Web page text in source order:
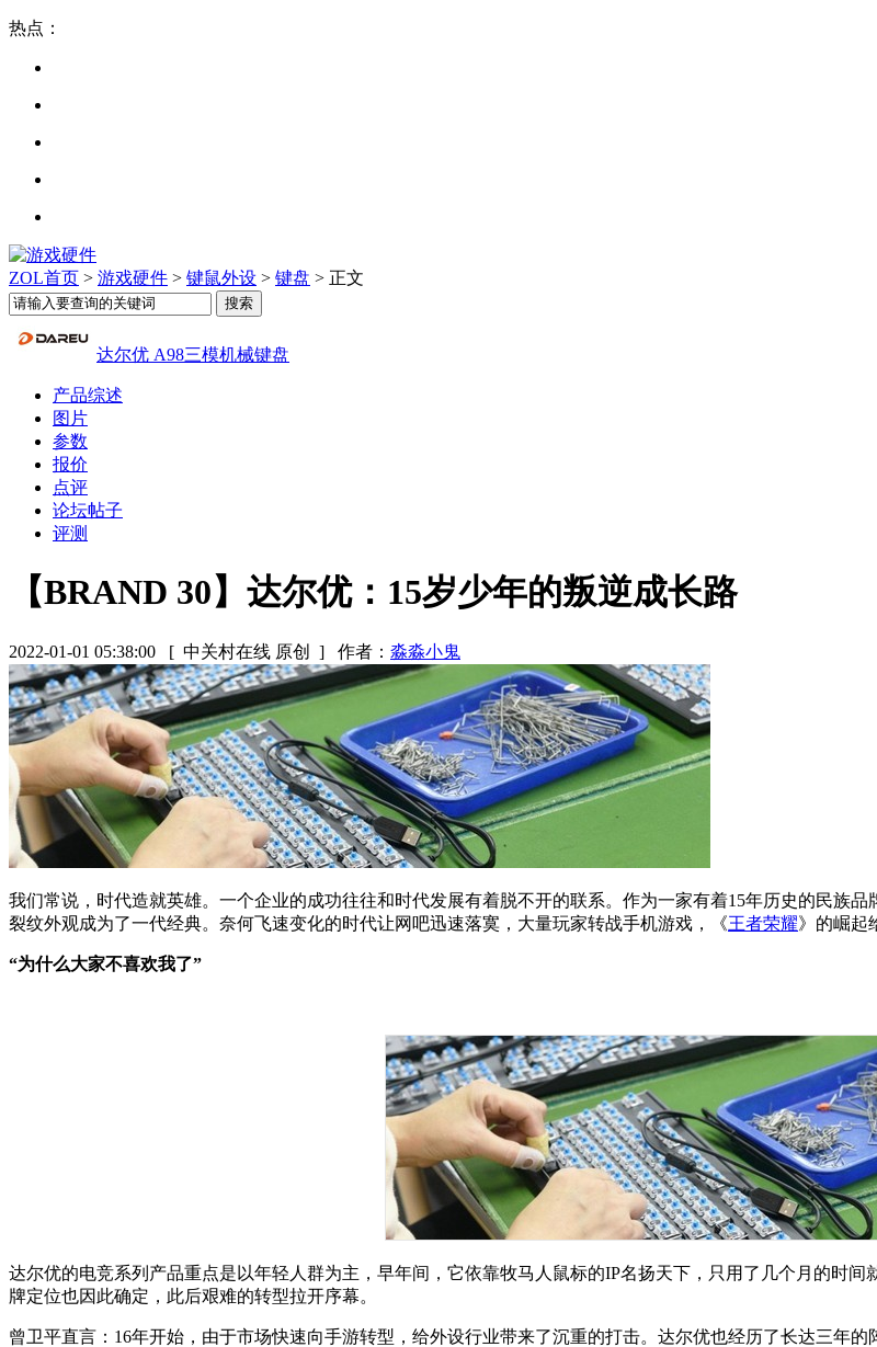
热点：
ZOL首页 > 游戏硬件 > 键鼠外设 > 键盘 > 正文
达尔优 A98三模机械键盘
产品综述
图片
参数
报价
点评
论坛帖子
评测
【BRAND 30】达尔优：15岁少年的叛逆成长路
2022-01-01 05:38:00 [ 中关村在线 原创 ] 作者： 淼淼小鬼
我们常说，时代造就英雄。一个企业的成功往往和时代发展有着脱不开的联系。作为一家有着15年历史的民族
裂纹外观成为了一代经典。奈何飞速变化的时代让网吧迅速落寞，大量玩家转战手机游戏，《王者荣耀》的崛起
“为什么大家不喜欢我了”
达尔优的电竞系列产品重点是以年轻人群为主，早年间，它依靠牧马人鼠标的IP名扬天下，只用了几个月的时
牌定位也因此确定，此后艰难的转型拉开序幕。
曾卫平直言：16年开始，由于市场快速向手游转型，给外设行业带来了沉重的打击。达尔优也经历了长达三年的